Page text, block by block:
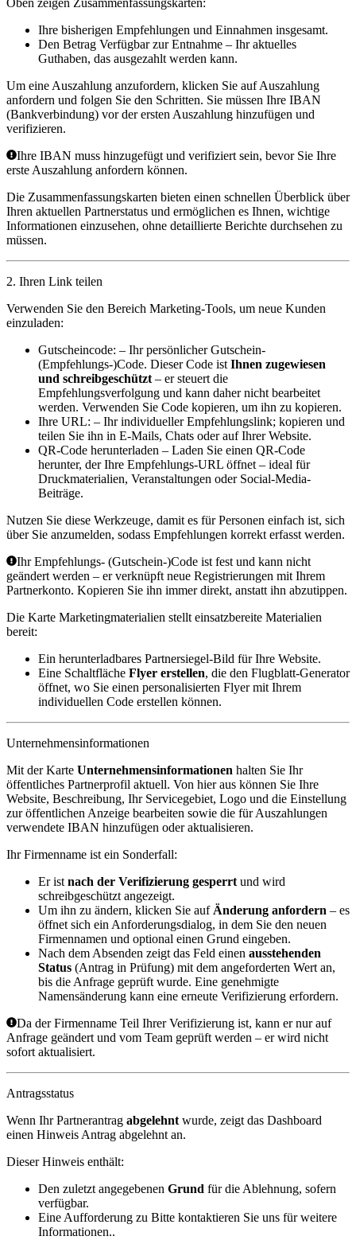
Oben zeigen Zusammenfassungskarten:
Ihre bisherigen Empfehlungen und Einnahmen insgesamt.
Den Betrag Verfügbar zur Entnahme – Ihr aktuelles
Guthaben, das ausgezahlt werden kann.
Um eine Auszahlung anzufordern, klicken Sie aufAuszahlung
anfordern und folgen Sie den Schritten. Sie müssen Ihre IBAN
(Bankverbindung) vor der ersten Auszahlung hinzufügen und
verifizieren.
Ihre IBAN muss hinzugefügt und verifiziert sein, bevor Sie Ihre
erste Auszahlung anfordern können.
Die Zusammenfassungskarten bieten einen schnellen Überblick über
Ihren aktuellen Partnerstatus und ermöglichen es Ihnen, wichtige
Informationen einzusehen, ohne detaillierte Berichte durchsehen zu
müssen.
2. Ihren Link teilen
Verwenden Sie den Bereich Marketing-Tools, um neue Kunden
einzuladen:
Gutscheincode: – Ihr persönlicher Gutschein-
(Empfehlungs-)Code. Dieser Code ist Ihnen zugewiesen
und schreibgeschützt – er steuert die
Empfehlungsverfolgung und kann daher nicht bearbeitet
werden. Verwenden Sie Code kopieren, um ihn zu kopieren.
Ihre URL: – Ihr individueller Empfehlungslink; kopieren und
teilen Sie ihn in E-Mails, Chats oder auf Ihrer Website.
QR-Code herunterladen – Laden Sie einen QR-Code
herunter, der Ihre Empfehlungs-URL öffnet – ideal für
Druckmaterialien, Veranstaltungen oder Social-Media-
Beiträge.
Nutzen Sie diese Werkzeuge, damit es für Personen einfach ist, sich
über Sie anzumelden, sodass Empfehlungen korrekt erfasst werden.
Ihr Empfehlungs- (Gutschein-)Code ist fest und kann nicht
geändert werden – er verknüpft neue Registrierungen mit Ihrem
Partnerkonto. Kopieren Sie ihn immer direkt, anstatt ihn abzutippen.
Die Karte Marketingmaterialien stellt einsatzbereite Materialien
bereit:
Ein herunterladbares Partnersiegel-Bild für Ihre Website.
Eine Schaltfläche Flyer erstellen, die den Flugblatt-Generator
öffnet, wo Sie einen personalisierten Flyer mit Ihrem
individuellen Code erstellen können.
Unternehmensinformationen
Mit der Karte Unternehmensinformationen halten Sie Ihr
öffentliches Partnerprofil aktuell. Von hier aus können Sie Ihre
Website, Beschreibung, Ihr Servicegebiet, Logo und die Einstellung
zur öffentlichen Anzeige bearbeiten sowie die für Auszahlungen
verwendete IBAN hinzufügen oder aktualisieren.
Ihr Firmenname ist ein Sonderfall:
Er ist nach der Verifizierung gesperrt und wird
schreibgeschützt angezeigt.
Um ihn zu ändern, klicken Sie auf Änderung anfordern – es
öffnet sich ein Anforderungsdialog, in dem Sie den neuen
Firmennamen und optional einen Grund eingeben.
Nach dem Absenden zeigt das Feld einen ausstehenden
Status (Antrag in Prüfung) mit dem angeforderten Wert an,
bis die Anfrage geprüft wurde. Eine genehmigte
Namensänderung kann eine erneute Verifizierung erfordern.
Da der Firmenname Teil Ihrer Verifizierung ist, kann er nur auf
Anfrage geändert und vom Team geprüft werden – er wird nicht
sofort aktualisiert.
Antragsstatus
Wenn Ihr Partnerantrag abgelehnt wurde, zeigt das Dashboard
einen Hinweis Antrag abgelehnt an.
Dieser Hinweis enthält:
Den zuletzt angegebenen Grund für die Ablehnung, sofern
verfügbar.
Eine Aufforderung zu Bitte kontaktieren Sie uns für weitere
Informationen..